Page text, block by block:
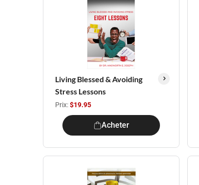
Living Blessed & Avoiding
Stress Lessons
Prix:$19.95
Acheter